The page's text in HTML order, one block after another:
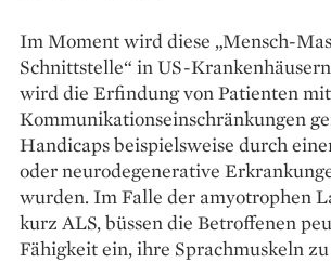
Im Moment wird diese „Mensch-
Schnittstelle“ in US-
wird die Erfindung von Patienten mit
Kommunikationseinschränkungen
Handicaps beispielsweise durch
oder neurodegenerative
wurden. Im Falle der amyotrophen
kurz ALS, büssen die Betroffenen
Fähigkeit ein, ihre Sprachmuskeln